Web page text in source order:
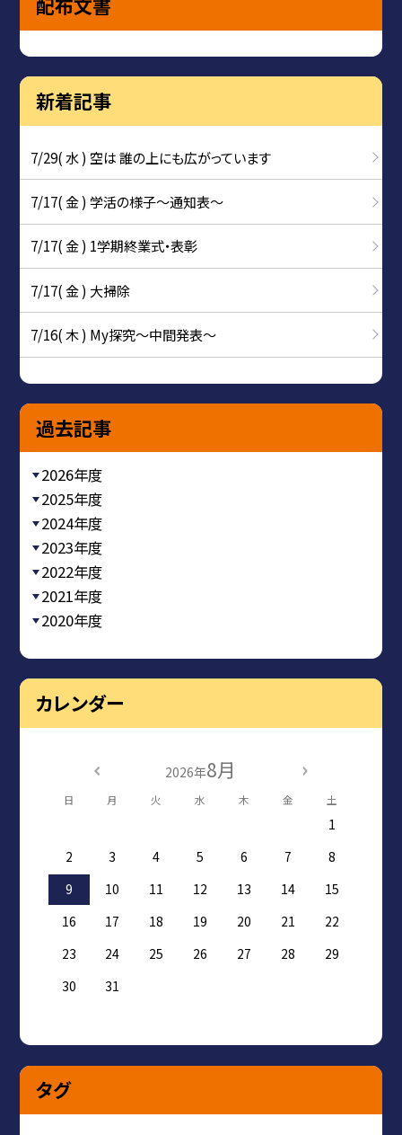
配布文書
新着記事
7/29( 水 ) 空は 誰の上にも広がっています
7/17( 金 ) 学活の様子〜通知表〜
7/17( 金 ) 1学期終業式・表彰
7/17( 金 ) 大掃除
7/16( 木 ) My探究～中間発表～
過去記事
2026年度
2025年度
2024年度
2023年度
2022年度
2021年度
2020年度
カレンダー
2026年8月
日 月 火 水 木 金 土
1
2
3 4 5 6 7
8
9
10 11 12 13 14
15
16
17 18 19 20 21
22
23
24 25 26 27 28
29
30
31
タグ